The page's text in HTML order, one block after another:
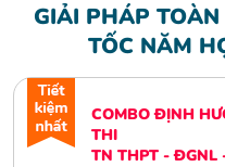
GIẢI PHÁP
TỐC NĂM
COMBO ĐỊNH
THI
TN THPT - ĐGNL